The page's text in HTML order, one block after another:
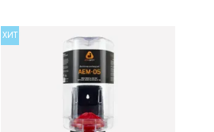
ХИТ